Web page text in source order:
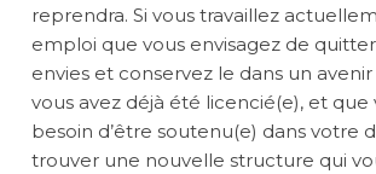
reprendra. Si vous travaillez
emploi que vous envisagez de
envies et conservez le dans un
vous avez déjà été licencié(e), et que
besoin d’être soutenu(e) dans votre
trouver une nouvelle structure qui